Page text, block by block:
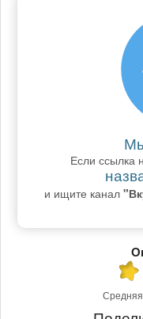
Если ссылка
и ищите канал